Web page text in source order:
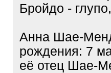
Бройдо -
Анна Шае-
рождения: 7
её отец Шае-